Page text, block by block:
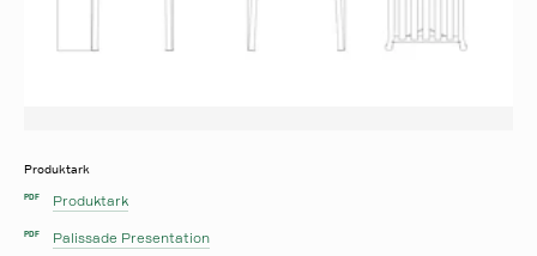
Produktark
PDF Produktark
PDF Palissade Presentation